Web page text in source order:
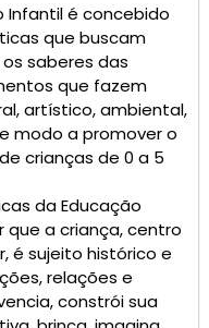
Infantil é concebido
que buscam
saberes das
que fazem
artístico, ambiental,
modo a promover o
crianças de 0 a 5
da Educação
que a criança, centro
é sujeito histórico e
relações e
constrói sua